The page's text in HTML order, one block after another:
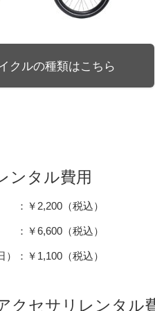
クルの種類はこちら
ンタル費用
（税込）
（税込）
：￥1,100（税込）
クセサリレンタル